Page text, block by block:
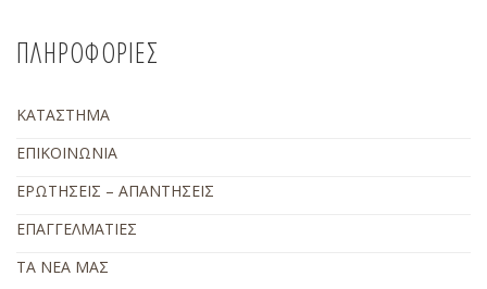
ΠΛΗΡΟΦΟΡΙΕΣ
ΚΑΤΑΣΤΗΜΑ
ΕΠΙΚΟΙΝΩΝΙΑ
ΕΡΩΤΗΣΕΙΣ – ΑΠΑΝΤΗΣΕΙΣ
ΕΠΑΓΓΕΛΜΑΤΙΕΣ
ΤΑ ΝΕΑ ΜΑΣ